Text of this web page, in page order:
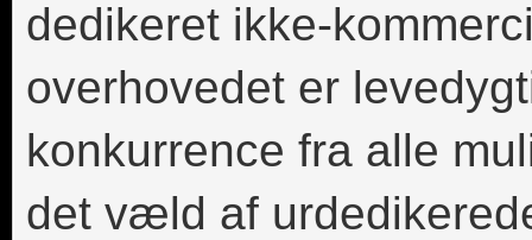
dedikeret ikke-
overhovedet er
konkurrence fra alle
det væld af